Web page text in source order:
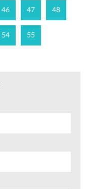
46 47 48
54 55